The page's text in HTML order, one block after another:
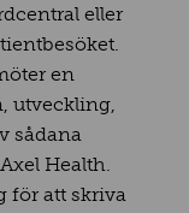
eller
en
utveckling,
sådana
Health.
för att skriva